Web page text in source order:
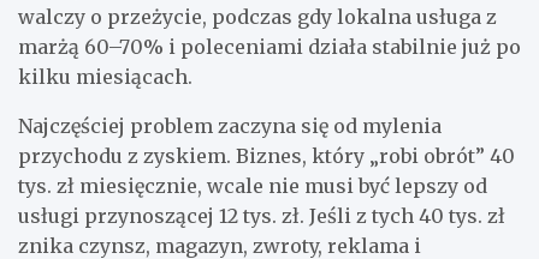
walczy o przeżycie, podczas gdy lokalna usługa z
marżą 60–70% i poleceniami działa stabilnie już po
kilku miesiącach.
Najczęściej problem zaczyna się od mylenia
przychodu z zyskiem. Biznes, który „robi obrót” 40
tys. zł miesięcznie, wcale nie musi być lepszy od
usługi przynoszącej 12 tys. zł. Jeśli z tych 40 tys. zł
znika czynsz, magazyn, zwroty, reklama i